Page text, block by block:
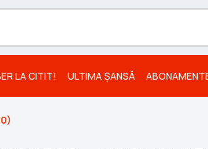
LA CITIT! ULTIMA ȘANSĂ